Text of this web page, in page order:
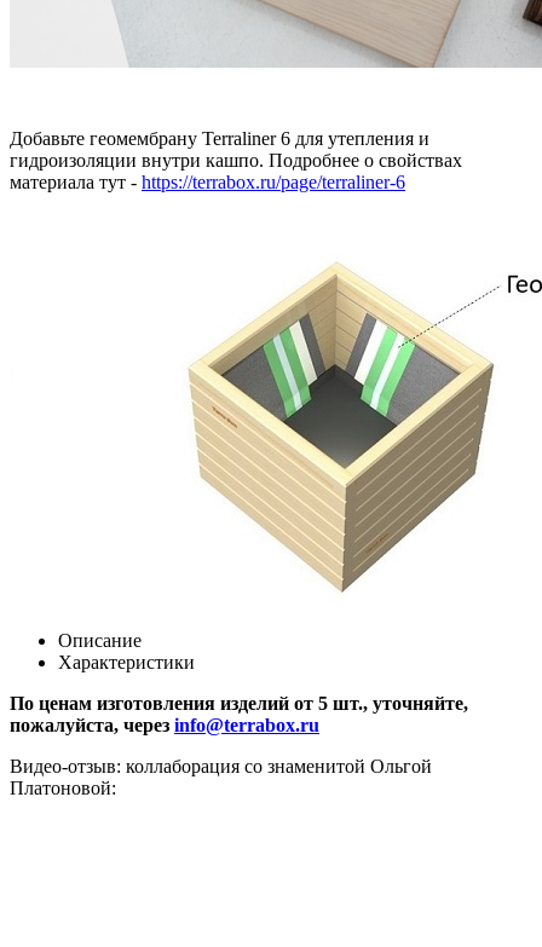
Добавьте геомембрану Terraliner 6 для утепления и
гидроизоляции внутри кашпо. Подробнее о свойствах
материала тут - https://terrabox.ru/page/terraliner-6
Описание
Характеристики
По ценам изготовления изделий от 5 шт., уточняйте,
пожалуйста, через info@terrabox.ru
Видео-отзыв: коллаборация со знаменитой Ольгой
Платоновой: